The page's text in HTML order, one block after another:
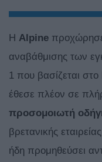
Η Alpine
αναβάθμισης των
1 που βασίζεται
έθεσε πλέον σε
προσομοιωτή
βρετανικής
ήδη προμηθεύσει